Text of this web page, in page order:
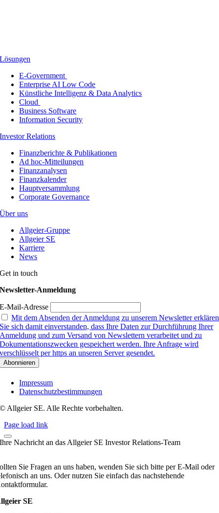
Lösungen
E-Government
Enterprise AI Low Code
Künstliche Intelligenz & Data Analytics
Cloud
Business Software
Information Security
Investor Relations
Finanzberichte & Publikationen
Ad hoc-Mitteilungen
Finanzanalysen
Finanzkalender
Hauptversammlung
Corporate Governance
Über uns
Allgeier-Gruppe
Allgeier SE
Karriere
News
Get in touch
Newsletter-Anmeldung
E-Mail-Adresse
Mit dem Absenden der Anmeldung zu unserem Newsletter erklären
Sie sich damit einverstanden, dass Ihre Daten zur Durchführung Ihrer
Anmeldung und zum Versand von Newslettern verarbeitet und zu
Dokumentationszwecken gespeichert werden. Ihre Anfrage wird
verschlüsselt per https an unseren Server gesendet.
Impressum
Datenschutzbestimmungen
© Allgeier SE. Alle Rechte vorbehalten.
Page load link
Ihre Nachricht an das Allgeier SE Investor Relations-Team
Sie Fragen an uns haben, wenden Sie sich bitte per E-Mail oder
an uns. Oder nutzen Sie einfach das nachstehende
SE